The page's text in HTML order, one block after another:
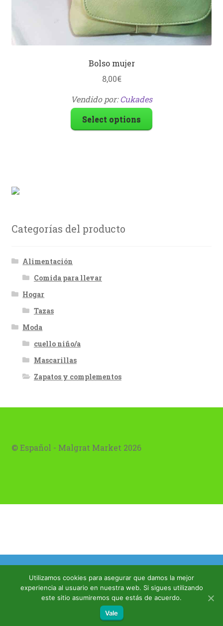
Bolso mujer
8,00€
Vendido por:Cukades
Select options
Categorías del producto
Alimentación
Comida para llevar
Hogar
Tazas
Moda
cuello niño/a
Mascarillas
Zapatos y complementos
© Español - Malgrat Market 2026
DismissUtilizamos cookies para asegurar que damos la mejor
experiencia al usuario en nuestra web. Si sigues utilizando
este sitio asumiremos que estás de acuerdo.
Vale